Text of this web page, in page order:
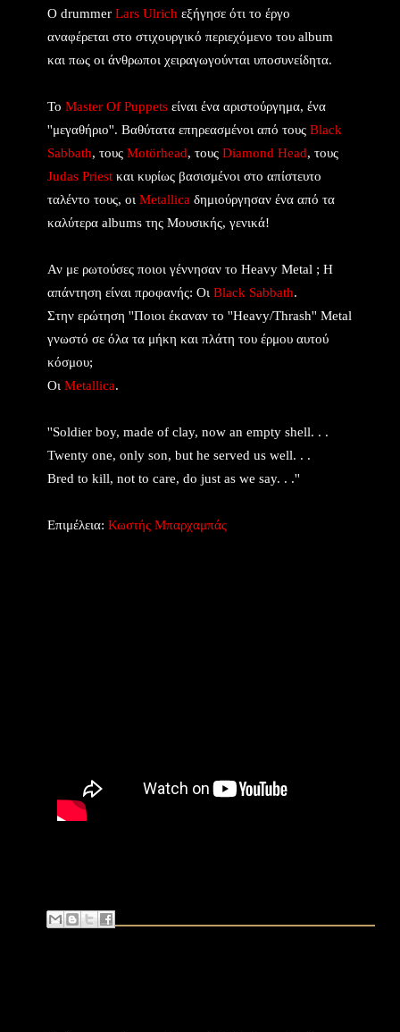
Ο drummer Lars Ulrich εξήγησε ότι το έργο
αναφέρεται στο στιχουργικό περιεχόμενο του album
και πως οι άνθρωποι χειραγωγούνται υποσυνείδητα.
Το Μaster Of Puppets είναι ένα αριστούργημα, ένα
''μεγαθήριο''. Βαθύτατα επηρεασμένοι από τους Black
Sabbath, τους Motörhead, τoυς Diamond Head, τους
Judas Priest και κυρίως βασισμένοι στο απίστευτο
ταλέντο τους, οι Metallica δημιούργησαν ένα από τα
καλύτερα albums της Μουσικής, γενικά!
Αν με ρωτούσες ποιοι γέννησαν το Heavy Metal ; Η
απάντηση είναι προφανής: Οι Black Sabbath.
Στην ερώτηση ''Ποιοι έκαναν το ''Heavy/Thrash'' Metal
γνωστό σε όλα τα μήκη και πλάτη του έρμου αυτού
κόσμου;
Οι Metallica.
''Soldier boy, made of clay, now an empty shell. . .
Twenty one, only son, but he served us well. . .
Bred to kill, not to care, do just as we say. . .''
Επιμέλεια: Κωστής Μπαρχαμπάς